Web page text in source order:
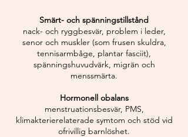
Smärt- och spänningstillstånd
nack- och ryggbesvär, problem i leder,
senor och muskler (som frusen skuldra,
tennisarmbåge, plantar fasciit),
spänningshuvudvärk, migrän och
menssmärta.
Hormonell obalans
menstruationsbesvär, PMS,
klimakterierelaterade symtom och stöd vid
ofrivillig barnlöshet.